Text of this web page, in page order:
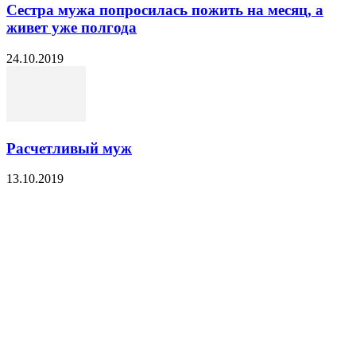
Сестра мужа попросилась пожить на месяц, а
живет уже полгода
24.10.2019
Расчетливый муж
13.10.2019